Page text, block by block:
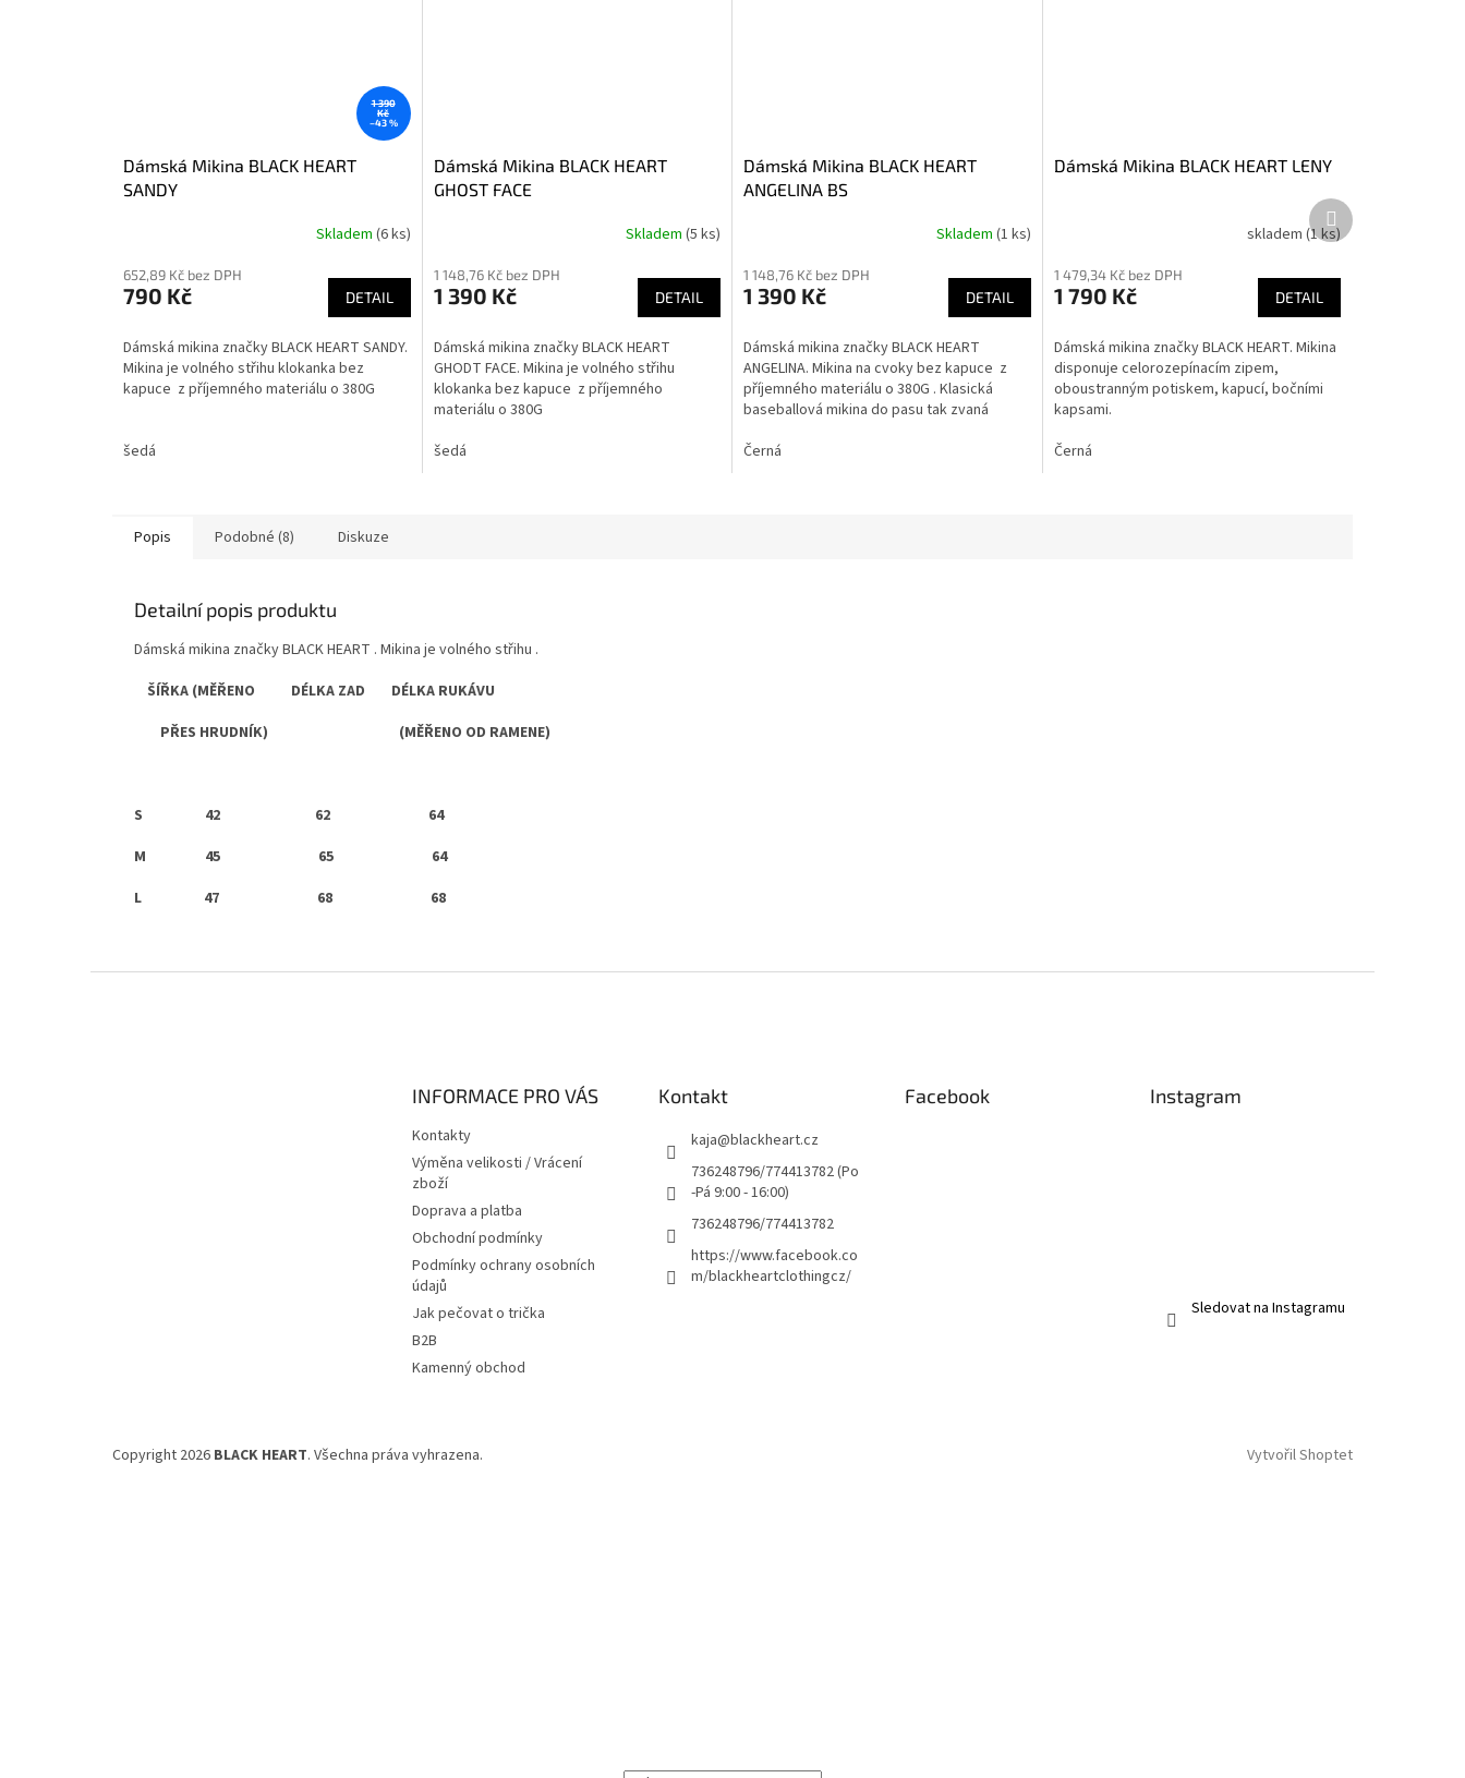
1 390
Kč
–43 %
Dámská Mikina BLACK HEART
SANDY
Skladem (6 ks)
652,89 Kč bez DPH
790 Kč DETAIL
Dámská mikina značky BLACK HEART SANDY.
Mikina je volného střihu klokanka bez
kapuce z příjemného materiálu o 380G
šedá
Dámská Mikina BLACK HEART
GHOST FACE
Skladem (5 ks)
1 148,76 Kč bez DPH
1 390 Kč DETAIL
Dámská mikina značky BLACK HEART
GHODT FACE. Mikina je volného střihu
klokanka bez kapuce z příjemného
materiálu o 380G
šedá
Dámská Mikina BLACK HEART
ANGELINA BS
Skladem (1 ks)
1 148,76 Kč bez DPH
1 390 Kč DETAIL
Dámská mikina značky BLACK HEART
ANGELINA. Mikina na cvoky bez kapuce z
příjemného materiálu o 380G . Klasická
baseballová mikina do pasu tak zvaná
Černá
Dámská Mikina BLACK HEART LENY
skladem (1 ks)
1 479,34 Kč bez DPH
1 790 Kč DETAIL
Dámská mikina značky BLACK HEART. Mikina
disponuje celorozepínacím zipem,
oboustranným potiskem, kapucí, bočními
kapsami.
Černá
Další
produkt
Popis Podobné (8) Diskuze
Detailní popis produktu
Dámská mikina značky BLACK HEART . Mikina je volného střihu .
ŠÍŘKA (MĚŘENO DÉLKA ZAD DÉLKA RUKÁVU
PŘES HRUDNÍK) (MĚŘENO OD RAMENE)
S
42 62 64
M 45 65 64
L 47 68 68
INFORMACE PRO VÁS
Kontakty
Výměna velikosti / Vrácení
zboží
Doprava a platba
Obchodní podmínky
Podmínky ochrany osobních
údajů
Jak pečovat o trička
B2B
Kamenný obchod
Kontakt
kaja@blackheart.cz
736248796/774413782 (Po
-Pá 9:00 - 16:00)
736248796/774413782
https://www.facebook.co
m/blackheartclothingcz/
Facebook Instagram
Sledovat na Instagramu
Vytvořil Shoptet
Copyright 2026 BLACK HEART. Všechna práva vyhrazena.